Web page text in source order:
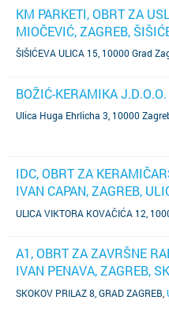
KM PARKETI, OBRT ZA
MIOČEVIĆ, ZAGREB,
ŠIŠIĆEVA ULICA 15, 10000 Grad
BOŽIĆ-KERAMIKA J.D.O.O.
Ulica Huga Ehrlicha 3, 10000
IDC, OBRT ZA
IVAN CAPAN, ZAGREB,
(TELEFON NIJE POZNAT)
ULICA VIKTORA KOVAČIĆA 12,
A1, OBRT ZA ZAVRŠNE
IVAN PENAVA, ZAGREB,
UGAŠEN)
SKOKOV PRILAZ 8, GRAD ZAGREB